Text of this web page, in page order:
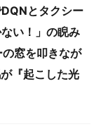
DQNとタクシー
い！」の睨み
窓を叩きなが
『起こした光